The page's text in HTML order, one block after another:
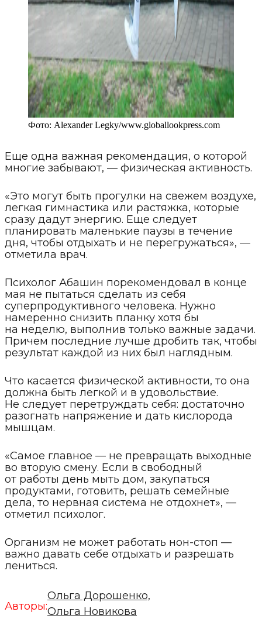
Фото: Alexander Legky/www.globallookpress.com
Еще одна важная рекомендация, о которой
многие забывают, — физическая активность.
«Это могут быть прогулки на свежем воздухе,
легкая гимнастика или растяжка, которые
сразу дадут энергию. Еще следует
планировать маленькие паузы в течение
дня, чтобы отдыхать и не перегружаться», —
отметила врач.
Психолог Абашин порекомендовал в конце
мая не пытаться сделать из себя
суперпродуктивного человека. Нужно
намеренно снизить планку хотя бы
на неделю, выполнив только важные задачи.
Причем последние лучше дробить так, чтобы
результат каждой из них был наглядным.
Что касается физической активности, то она
должна быть легкой и в удовольствие.
Не следует перетруждать себя: достаточно
разогнать напряжение и дать кислорода
мышцам.
«Самое главное — не превращать выходные
во вторую смену. Если в свободный
от работы день мыть дом, закупаться
продуктами, готовить, решать семейные
дела, то нервная система не отдохнет», —
отметил психолог.
Организм не может работать нон-стоп —
важно давать себе отдыхать и разрешать
лениться.
Авторы:
Ольга Дорошенко,
Ольга Новикова